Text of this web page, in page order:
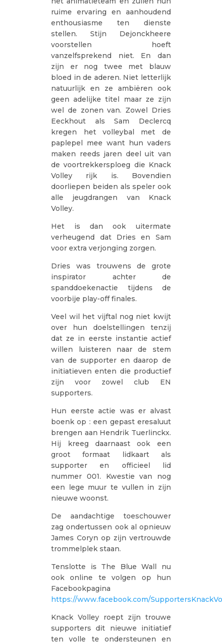
ruime ervaring en aanhoudend
enthousiasme ten dienste
stellen. Stijn Dejonckheere
voorstellen hoeft
vanzelfsprekend niet. En dan
zijn er nog twee met blauw
bloed in de aderen. Niet letterlijk
natuurlijk en ze ambiëren ook
geen adelijke titel maar ze zijn
wel de zonen van. Zowel Dries
Eeckhout als Sam Declercq
kregen het volleybal met de
paplepel mee want hun vaders
maken reeds jaren deel uit van
de voortrekkersploeg die Knack
Volley rijk is. Bovendien
doorliepen beiden als speler ook
alle jeugdrangen van Knack
Volley.
Het is dan ook uitermate
verheugend dat Dries en Sam
voor extra verjonging zorgen.
Dries was trouwens de grote
inspirator achter de
spanddoekenactie tijdens de
voorbije play-off finales.
Veel wil het vijftal nog niet kwijt
over hun doelstellingen tenzij
dat ze in eerste instantie actief
willen luisteren naar de stem
van de supporter en daarop de
initiatieven enten die productief
zijn voor zowel club EN
supporters.
Hun eerste actie was er alvast
boenk op : een gepast eresaluut
brengen aan Hendrik Tuerlinckx.
Hij kreeg daarnaast ook een
groot formaat lidkaart als
supporter en officieel lid
nummer 001. Kwestie van nog
een lege muur te vullen in zijn
nieuwe woonst.
De aandachtige toeschouwer
zag ondertussen ook al opnieuw
James Coryn op zijn vertrouwde
trommelplek staan.
Tenslotte is The Blue Wall nu
ook online te volgen op hun
Facebookpagina
https://www.facebook.com/
Knack Volley roept zijn trouwe
supporters dit nieuwe initiatief
ten volle te ondersteunen en